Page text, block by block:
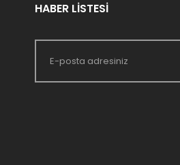
HABER LİSTESİ